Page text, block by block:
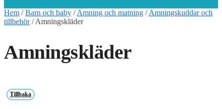
Hem /Barn och baby /Amning och matning /Amningskuddar och
tillbehör/Amningskläder
Amningskläder
Tillbaka